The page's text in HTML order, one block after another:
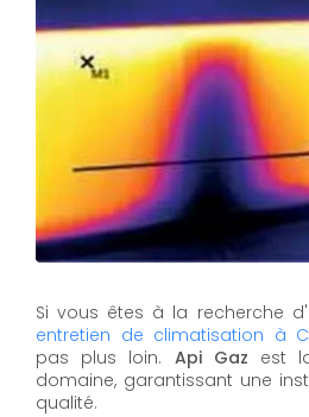
Si vous êtes à la recherche
entretien de climatisation à
pas plus loin. Api Gaz est
domaine, garantissant une
qualité.